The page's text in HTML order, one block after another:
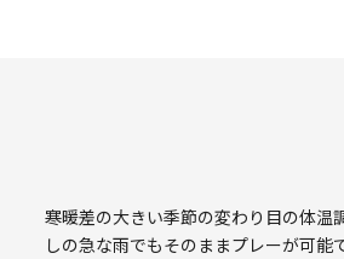
寒暖差の大きい季節の変わり目の体温
しの急な雨でもそのままプレーが可能で